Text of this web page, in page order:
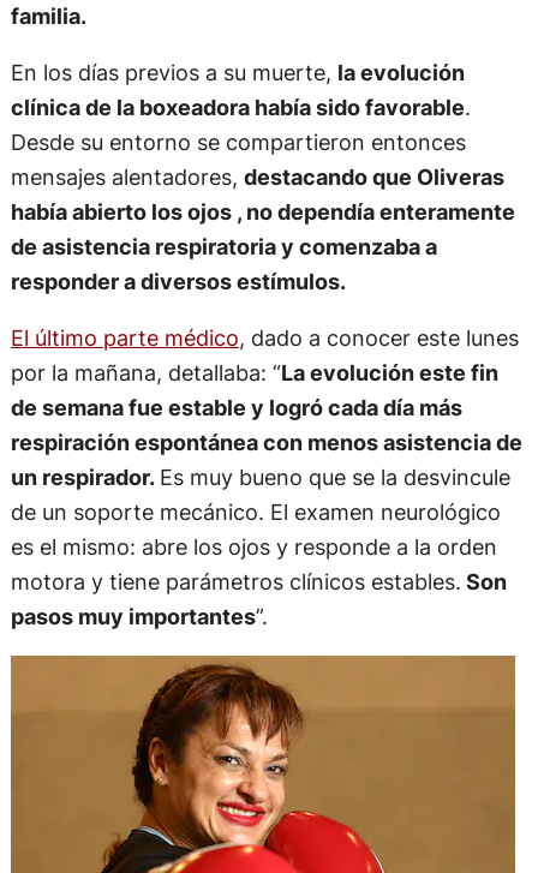
familia.
En los días previos a su muerte, la evolución
clínica de la boxeadora había sido favorable.
Desde su entorno se compartieron entonces
mensajes alentadores, destacando que Oliveras
había abierto los ojos , no dependía enteramente
de asistencia respiratoria y comenzaba a
responder a diversos estímulos.
El último parte médico, dado a conocer este lunes
por la mañana, detallaba: “La evolución este fin
de semana fue estable y logró cada día más
respiración espontánea con menos asistencia de
un respirador. Es muy bueno que se la desvincule
de un soporte mecánico. El examen neurológico
es el mismo: abre los ojos y responde a la orden
motora y tiene parámetros clínicos estables. Son
pasos muy importantes”.